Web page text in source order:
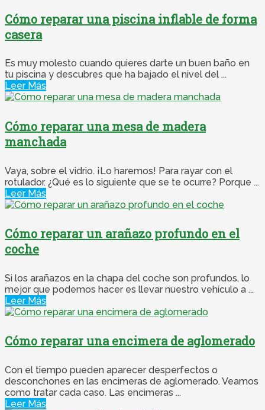
Cómo reparar una piscina inflable de forma
casera
Es muy molesto cuando quieres darte un buen baño en
tu piscina y descubres que ha bajado el nivel del ...
Leer Más
Cómo reparar una mesa de madera
manchada
Vaya, sobre el vidrio. ¡Lo haremos! Para rayar con el
rotulador. ¿Qué es lo siguiente que se te ocurre? Porque ...
Leer Más
Cómo reparar un arañazo profundo en el
coche
Si los arañazos en la chapa del coche son profundos, lo
mejor que podemos hacer es llevar nuestro vehículo a ...
Leer Más
Cómo reparar una encimera de aglomerado
Con el tiempo pueden aparecer desperfectos o
desconchones en las encimeras de aglomerado. Veamos
como tratar cada caso. Las encimeras ...
Leer Más